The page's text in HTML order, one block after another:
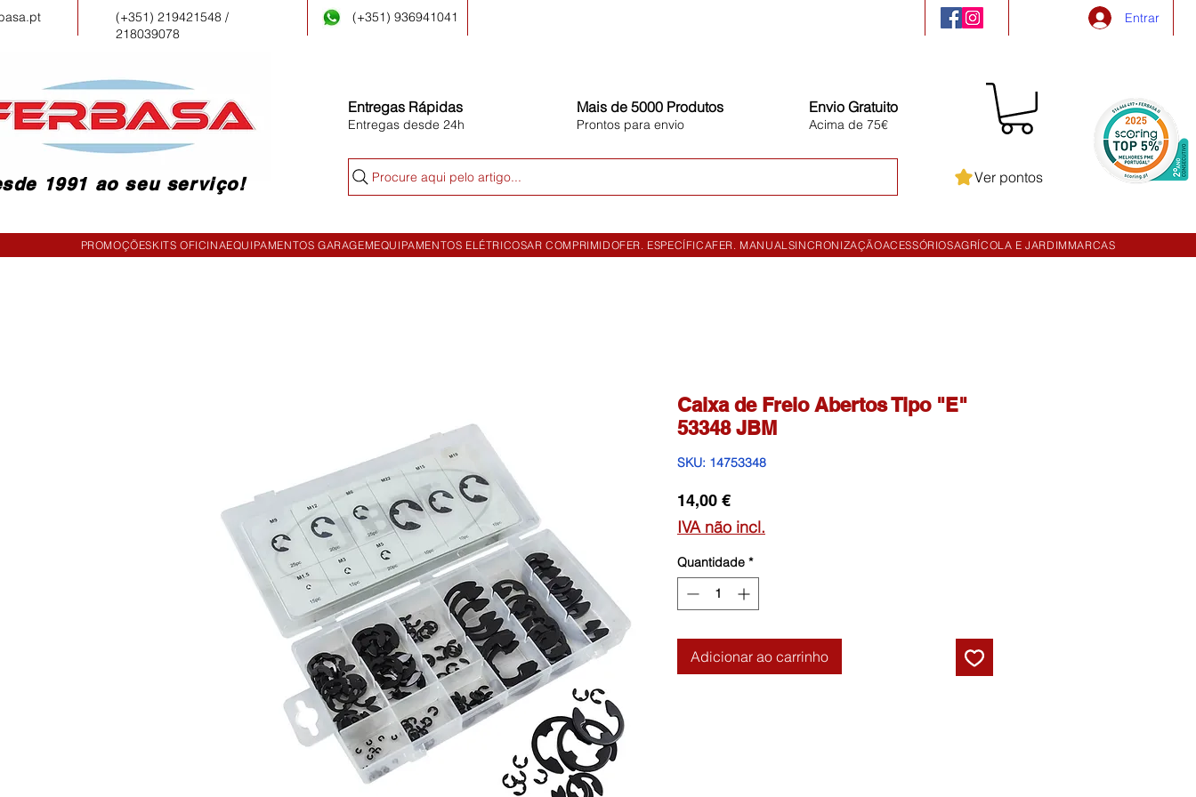
(+351) 219421548 /
218039078
(+351) 936941041 Entrar
1991 ao seu serviço!
Entregas Rápidas
Entregas desde 24h
Mais de 5000 Produtos
Prontos para envio
Envio Gratuito
Acima de 75€
Procure aqui pelo artigo... Ver pontos
PROMOÇÕESKITS OFICINAEQUIPAMENTOS GARAGEMEQUIPAMENTOS ELÉTRICOSAR COMPRIMIDOFER. ESPECÍFICAFER. MANUAL SINCRONIZAÇÃOACESSÓRIOSAGRÍCOLA E JARDIM MARCAS
Caixa de Freio Abertos Tipo "E"
53348 JBM
SKU: 14753348
14,00 €Preço
IVA não incl.
Quantidade *
Adicionar ao carrinho